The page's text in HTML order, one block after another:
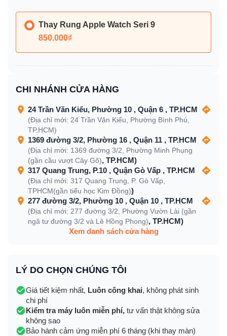
Thay Rung Apple Watch Seri 9
850.000₫
CHI NHÁNH CỬA HÀNG
24 Trần Văn Kiểu, Phường 10 , Quận 6 , TP.HCM
(Địa chỉ mới: 24 Trần Văn Kiểu, Phường Bình Phú,
TP.HCM)
1369 đường 3/2, Phường 16 , Quận 11 , TP.HCM
(Địa chỉ mới: 1369 đường 3/2, Phường Minh Phụng
(gần cầu vượt Cây Gõ), TP.HCM)
317 Quang Trung, P.10 , Quận Gò Vấp , TP.HCM
(Địa chỉ mới: 317 Quang Trung, P. Gò Vấp,
TPHCM(gần tiểu học Kim Đồng))
277 đường 3/2, Phường 10 , Quận 10 , TP.HCM
(Địa chỉ mới: 277 đường 3/2, Phường Vườn Lài (gần
ngã tư đường 3/2 và Lê Hồng Phong), TP.HCM)
Xem danh sách cửa hàng
LÝ DO CHỌN CHÚNG TÔI
Giá tiết kiệm nhất, Luôn công khai, không phát sinh
chi phí
Kiểm tra máy luôn miễn phí, tư vấn thật không sửa
không sao
Bảo hành cảm ứng miễn phí 6 tháng (khi thay màn)